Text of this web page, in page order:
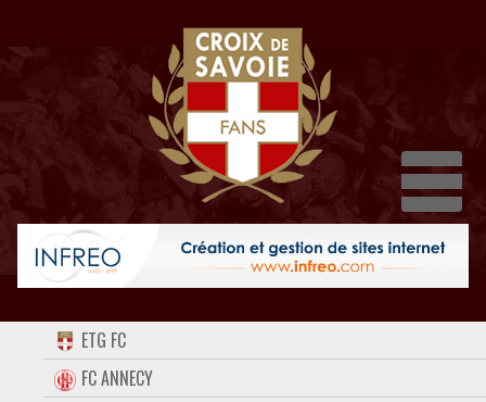
ACCUEIL
FORUM
ETG FC
FC ANNECY